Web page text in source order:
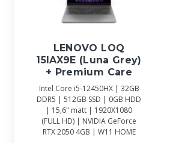
LENOVO LOQ
15IAX9E (Luna Grey)
+ Premium Care
Intel Core i5-12450HX | 32GB
DDR5 | 512GB SSD | 0GB HDD
| 15,6" matt | 1920X1080
(FULL HD) | NVIDIA GeForce
RTX 2050 4GB | W11 HOME